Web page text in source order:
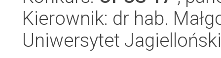
Kierownik: dr hab.
Uniwersytet